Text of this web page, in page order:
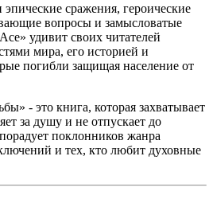
сражения, героические
вопросы и замысловатые
удивит своих читателей
мира, его историей и
погибли защищая население от
- это книга, которая захватывает
за душу и не отпускает до
поклонников жанра
и тех, кто любит духовные